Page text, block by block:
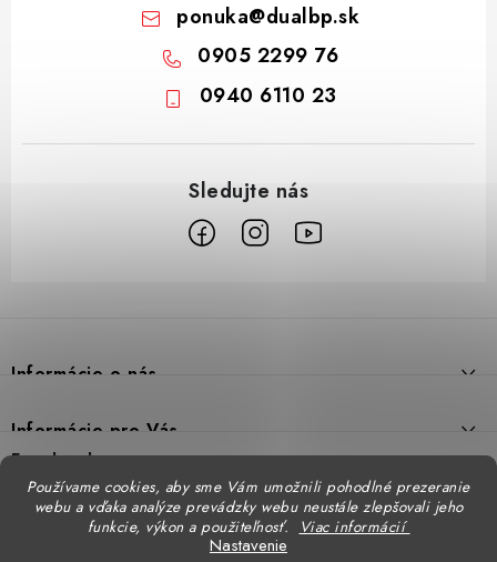
Používame cookies, aby sme Vám umožnili pohodlné prezeranie
webu a vďaka analýze prevádzky webu neustále zlepšovali jeho
funkcie, výkon a použiteľnosť.
Viac informácií
Nastavenie
ponuka@dualbp.sk
0905 2299 76
0940 6110 23
p
i
Informácie o nás
Prečo DUAL BP
Predajne
Doprava
Informácie pre Vás
Formulár na výmenu tovaru
Facebook
Katalógy